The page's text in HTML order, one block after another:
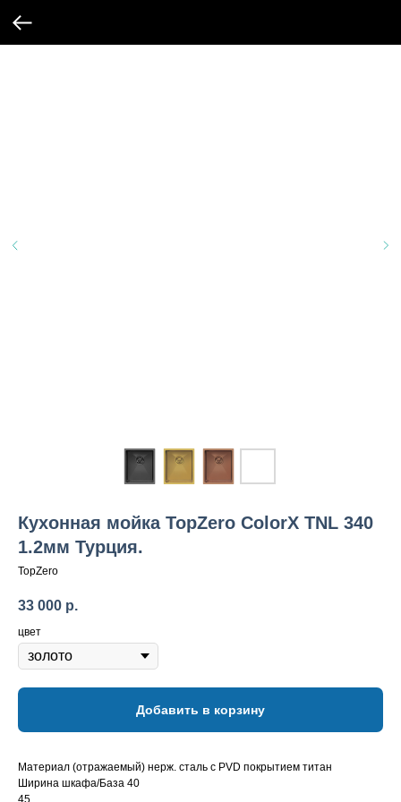
Кухонная мойка TopZero ColorX TNL 340
1.2мм Турция.
TopZero
33 000 р.
цвет
Добавить в корзину
Материал (отражаемый) нерж. сталь с PVD покрытием титан
Ширина шкафа/База 40